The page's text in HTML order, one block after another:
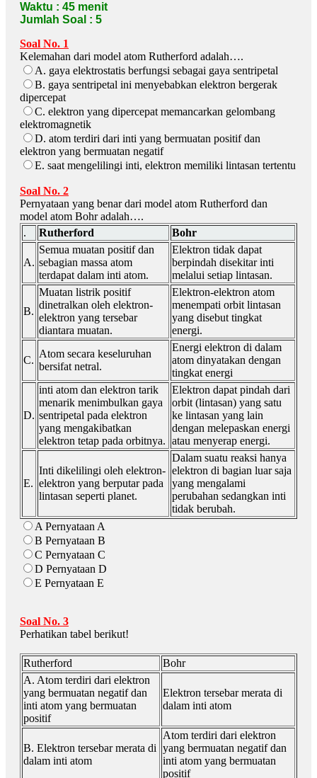
Waktu : 45 menit
Jumlah Soal : 5
Soal No. 1
Kelemahan dari model atom Rutherford adalah….
A. gaya elektrostatis berfungsi sebagai gaya sentripetal
B. gaya sentripetal ini menyebabkan elektron bergerak
dipercepat
C. elektron yang dipercepat memancarkan gelombang
elektromagnetik
D. atom terdiri dari inti yang bermuatan positif dan
elektron yang bermuatan negatif
E. saat mengelilingi inti, elektron memiliki lintasan tertentu
Soal No. 2
Pernyataan yang benar dari model atom Rutherford dan
model atom Bohr adalah….
.
Rutherford Bohr
A.
Semua muatan positif dan
sebagian massa atom
terdapat dalam inti atom.
Elektron tidak dapat
berpindah disekitar inti
melalui setiap lintasan.
B.
Muatan listrik positif
dinetralkan oleh elektron-
elektron yang tersebar
diantara muatan.
Elektron-elektron atom
menempati orbit lintasan
yang disebut tingkat
energi.
C.
Atom secara keseluruhan
bersifat netral.
Energi elektron di dalam
atom dinyatakan dengan
tingkat energi
D.
inti atom dan elektron tarik
menarik menimbulkan gaya
sentripetal pada elektron
yang mengakibatkan
elektron tetap pada orbitnya.
Elektron dapat pindah dari
orbit (lintasan) yang satu
ke lintasan yang lain
dengan melepaskan energi
atau menyerap energi.
E.
Inti dikelilingi oleh elektron-
elektron yang berputar pada
lintasan seperti planet.
Dalam suatu reaksi hanya
elektron di bagian luar saja
yang mengalami
perubahan sedangkan inti
tidak berubah.
A Pernyataan A
B Pernyataan B
C Pernyataan C
D Pernyataan D
E Pernyataan E
Soal No. 3
Perhatikan tabel berikut!
Rutherford
Bohr
A. Atom terdiri dari elektron
yang bermuatan negatif dan
inti atom yang bermuatan
positif
Elektron tersebar merata di
dalam inti atom
B. Elektron tersebar merata di
dalam inti atom
Atom terdiri dari elektron
yang bermuatan negatif dan
inti atom yang bermuatan
positif